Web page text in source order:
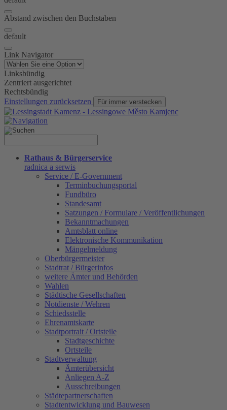
Abstand zwischen den Buchstaben
default
Link Navigator
Linksbündig
Zentriert ausgerichtet
Rechtsbündig
Einstellungen zurücksetzen
Für immer verstecken
Rathaus & Bürgerservice
radnica a serwis
Service / E-Government
Terminbuchungsportal
Fundbüro
Standesamt
Satzungen / Formulare / Veröffentlichungen
Bekanntmachungen
Amtsblatt online
Elektronische Kommunikation
Mängelmeldung
Oberbürgermeister
Stadtrat / Bürgerinfos
weitere Ämter und Behörden
Wahlen
Städtische Gesellschaften
Notdienste / Wehren
Schiedsstelle
Ehrenamtskarte
Stadtportrait / Ortsteile
Stadtgeschichte
Ortsteile
Stadtverwaltung
Ämterübersicht
Anliegen A-Z
Ausschreibungen
Städtepartnerschaften
Stadtentwicklung und Bauwesen